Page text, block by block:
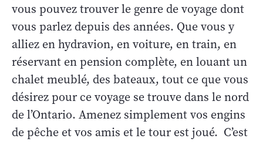
vous pouvez trouver le genre de voyage dont
vous parlez depuis des années. Que vous y
alliez en hydravion, en voiture, en train, en
réservant en pension complète, en louant un
chalet meublé, des bateaux, tout ce que vous
désirez pour ce voyage se trouve dans le nord
de l’Ontario. Amenez simplement vos engins
de pêche et vos amis et le tour est joué. C’est